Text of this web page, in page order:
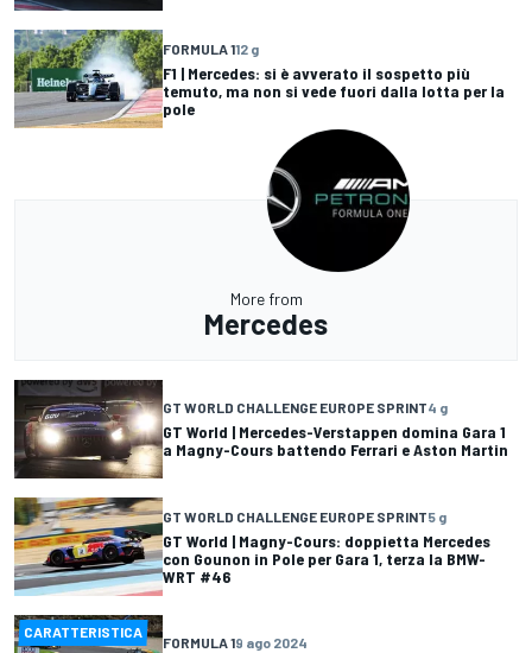
FORMULA 112 g
F1 | Mercedes: si è avverato il sospetto più
temuto, ma non si vede fuori dalla lotta per la
pole
More from
Mercedes
GT WORLD CHALLENGE EUROPE SPRINT4 g
GT World | Mercedes-Verstappen domina Gara 1
a Magny-Cours battendo Ferrari e Aston Martin
GT WORLD CHALLENGE EUROPE SPRINT5 g
GT World | Magny-Cours: doppietta Mercedes
con Gounon in Pole per Gara 1, terza la BMW-
WRT #46
CARATTERISTICA
FORMULA 19 ago 2024